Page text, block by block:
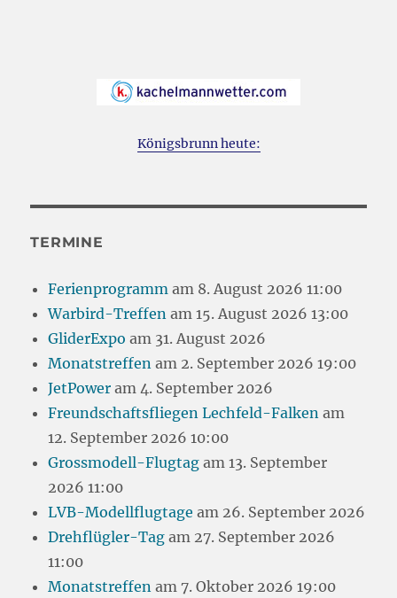
Königsbrunn heute:
TERMINE
Ferienprogramm am 8. August 2026 11:00
Warbird-Treffen am 15. August 2026 13:00
GliderExpo am 31. August 2026
Monatstreffen am 2. September 2026 19:00
JetPower am 4. September 2026
Freundschaftsfliegen Lechfeld-Falken am
12. September 2026 10:00
Grossmodell-Flugtag am 13. September
2026 11:00
LVB-Modellflugtage am 26. September 2026
Drehflügler-Tag am 27. September 2026
11:00
Monatstreffen am 7. Oktober 2026 19:00